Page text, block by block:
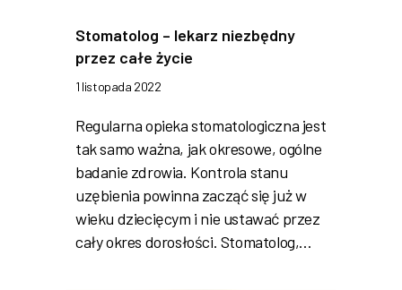
Stomatolog – lekarz niezbędny
przez całe życie
1 listopada 2022
Regularna opieka stomatologiczna jest
tak samo ważna, jak okresowe, ogólne
badanie zdrowia. Kontrola stanu
uzębienia powinna zacząć się już w
wieku dziecięcym i nie ustawać przez
cały okres dorosłości. Stomatolog,…